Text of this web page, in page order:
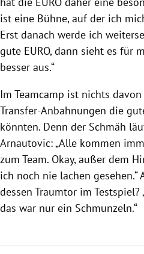
ist eine Bühne, auf der ich
Erst danach werde ich
gute EURO, dann sieht es für
besser aus.“
Im Teamcamp ist nichts davon
Transfer-Anbahnungen die
könnten. Denn der Schmäh
Arnautovic: „Alle kommen
zum Team. Okay, außer dem
ich noch nie lachen gesehen.“
dessen Traumtor im Testspiel?
das war nur ein Schmunzeln.“